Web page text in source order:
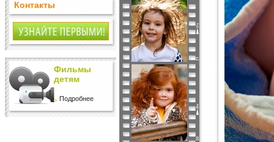
Контакты
Фильмы
детям
Подробнее